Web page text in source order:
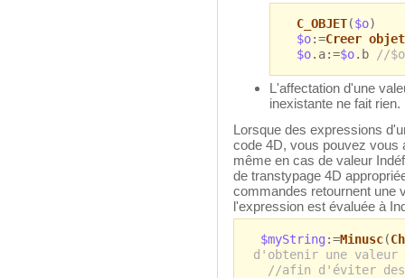
C_OBJET($o)
$o:=Creer objet
$o.a:=$o.b //
L'affectation d'une
inexistante ne fait rien.
Lorsque des expressions
code 4D, vous pouvez vous
même en cas de valeur
de transtypage 4D
commandes retournent une
l'expression est évaluée à
$myString :=Minusc(
d'obtenir une valeur
//afin d'éviter des